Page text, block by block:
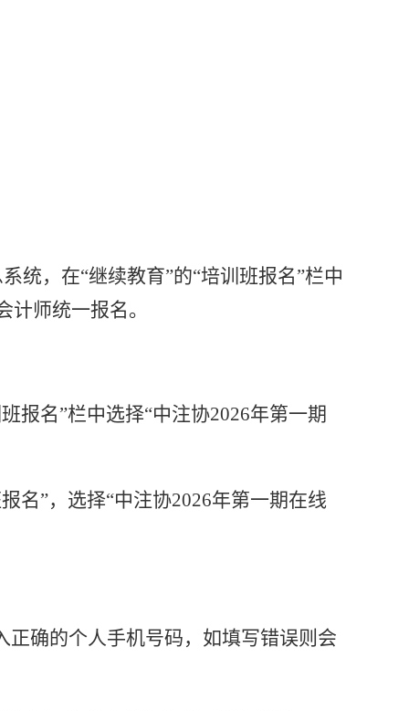
统，在“继续教育”的“培训班报名”栏中
师统一报名。
报名”栏中选择“中注协2026年第一期
名”， 选择“中注协2026年第一期在线
确的个人手机号码，如填写错误则会